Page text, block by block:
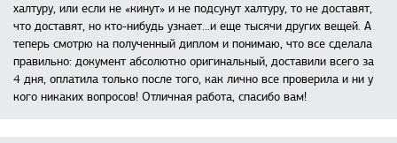
халтуру, или если не «кинут» и не подсунут халтуру, то не доставят,
что доставят, но кто-нибудь узнает...и еще тысячи других вещей. А
теперь смотрю на полученный диплом и понимаю, что все сделала
правильно: документ абсолютно оригинальный, доставили всего за
4 дня, оплатила только после того, как лично все проверила и ни у
кого никаких вопросов! Отличная работа, спасибо вам!